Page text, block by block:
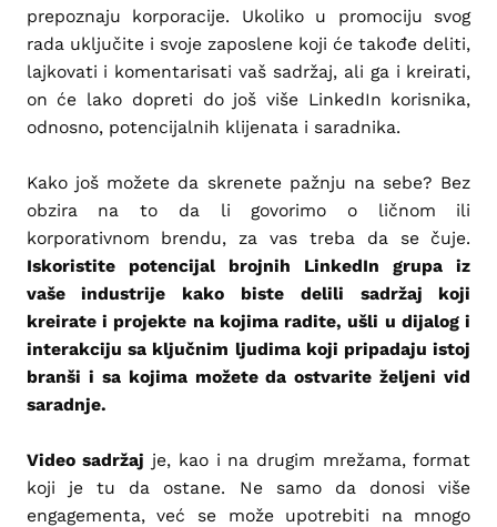
prepoznaju korporacije. Ukoliko u promociju svog
rada uključite i svoje zaposlene koji će takođe deliti,
lajkovati i komentarisati vaš sadržaj, ali ga i kreirati,
on će lako dopreti do još više LinkedIn korisnika,
odnosno, potencijalnih klijenata i saradnika.
Kako još možete da skrenete pažnju na sebe? Bez
obzira na to da li govorimo o ličnom ili
korporativnom brendu, za vas treba da se čuje.
Iskoristite potencijal brojnih LinkedIn grupa iz
vaše industrije kako biste delili sadržaj koji
kreirate i projekte na kojima radite, ušli u dijalog i
interakciju sa ključnim ljudima koji pripadaju istoj
branši i sa kojima možete da ostvarite željeni vid
saradnje.
Video sadržaj je, kao i na drugim mrežama, format
koji je tu da ostane. Ne samo da donosi više
engagementa, već se može upotrebiti na mnogo